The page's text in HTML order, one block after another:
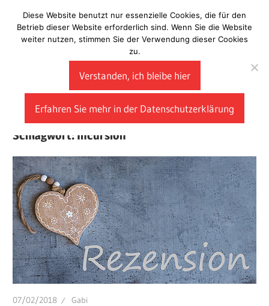
Inhalt
springen
Laberladen
Schlagwort: Incursion
07/02/2018 Gabi
Diese Website benutzt nur essenzielle Cookies, die für den
Betrieb dieser Website erforderlich sind. Wenn Sie die Website
weiter nutzen, stimmen Sie der Verwendung dieser Cookies
zu.
Verstanden, ich bleibe hier
Erfahren Sie mehr in der Datenschutzerklärung